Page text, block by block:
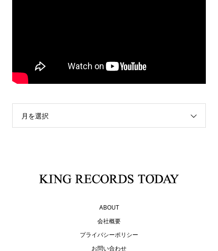
月を選択
ABOUT
会社概要
プライバシーポリシー
お問い合わせ